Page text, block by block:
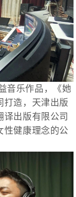
音乐作品，《她
打造，天津出版
出版有限公司
性健康理念的公